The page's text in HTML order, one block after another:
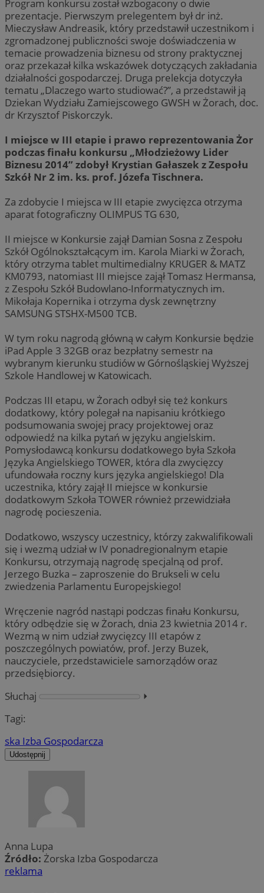
Program konkursu został wzbogacony o dwie
prezentacje. Pierwszym prelegentem był dr inż.
Mieczysław Andreasik, który przedstawił uczestnikom i
zgromadzonej publiczności swoje doświadczenia w
temacie prowadzenia biznesu od strony praktycznej
oraz przekazał kilka wskazówek dotyczących zakładania
działalności gospodarczej. Druga prelekcja dotyczyła
tematu „Dlaczego warto studiować?”, a przedstawił ją
Dziekan Wydziału Zamiejscowego GWSH w Żorach, doc.
dr Krzysztof Piskorczyk.
I miejsce w III etapie i prawo reprezentowania Żor
podczas finału konkursu „Młodzieżowy Lider
Biznesu 2014” zdobył Krystian Gałaszek z Zespołu
Szkół Nr 2 im. ks. prof. Józefa Tischnera.
Za zdobycie I miejsca w III etapie zwycięzca otrzyma
aparat fotograficzny OLIMPUS TG 630,
II miejsce w Konkursie zajął Damian Sosna z Zespołu
Szkół Ogólnokształcącym im. Karola Miarki w Żorach,
który otrzyma tablet multimedialny KRUGER & MATZ
KM0793, natomiast III miejsce zajął Tomasz Hermansa,
z Zespołu Szkół Budowlano-Informatycznych im.
Mikołaja Kopernika i otrzyma dysk zewnętrzny
SAMSUNG STSHX-M500 TCB.
W tym roku nagrodą główną w całym Konkursie będzie
iPad Apple 3 32GB oraz bezpłatny semestr na
wybranym kierunku studiów w Górnośląskiej Wyższej
Szkole Handlowej w Katowicach.
Podczas III etapu, w Żorach odbył się też konkurs
dodatkowy, który polegał na napisaniu krótkiego
podsumowania swojej pracy projektowej oraz
odpowiedź na kilka pytań w języku angielskim.
Pomysłodawcą konkursu dodatkowego była Szkoła
Języka Angielskiego TOWER, która dla zwycięzcy
ufundowała roczny kurs języka angielskiego! Dla
uczestnika, który zajął II miejsce w konkursie
dodatkowym Szkoła TOWER również przewidziała
nagrodę pocieszenia.
Dodatkowo, wszyscy uczestnicy, którzy zakwalifikowali
się i wezmą udział w IV ponadregionalnym etapie
Konkursu, otrzymają nagrodę specjalną od prof.
Jerzego Buzka – zaproszenie do Brukseli w celu
zwiedzenia Parlamentu Europejskiego!
Wręczenie nagród nastąpi podczas finału Konkursu,
który odbędzie się w Żorach, dnia 23 kwietnia 2014 r.
Wezmą w nim udział zwycięzcy III etapów z
poszczególnych powiatów, prof. Jerzy Buzek,
nauczyciele, przedstawiciele samorządów oraz
przedsiębiorcy.
Słuchaj
⏵︎
Tagi:
ska Izba Gospodarcza
Udostępnij
Anna Lupa
Źródło: Żorska Izba Gospodarcza
reklama